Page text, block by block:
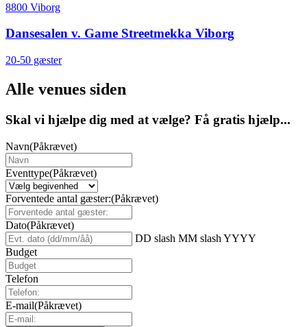
8800 Viborg
Dansesalen v. Game Streetmekka Viborg
20-50 gæster
Alle venues siden
Skal vi hjælpe dig med at vælge? Få gratis hjælp...
Navn(Påkrævet)
Eventtype(Påkrævet)
Forventede antal gæster:(Påkrævet)
Dato(Påkrævet)
DD slash MM slash YYYY
Budget
Telefon
E-mail(Påkrævet)